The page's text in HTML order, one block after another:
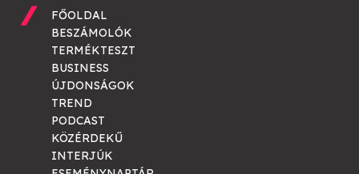
FŐOLDAL
BESZÁMOLÓK
TERMÉKTESZT
BUSINESS
ÚJDONSÁGOK
TREND
PODCAST
KÖZÉRDEKŰ
INTERJÚK